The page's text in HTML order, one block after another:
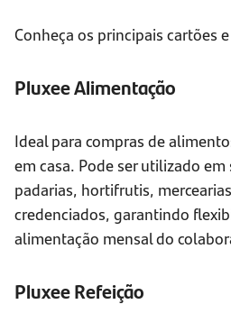
Conheça os principais cartões
Pluxee Alimentação
Ideal para compras de
em casa. Pode ser utilizado
padarias, hortifrutis,
credenciados, garantindo
alimentação mensal do
Pluxee Refeição